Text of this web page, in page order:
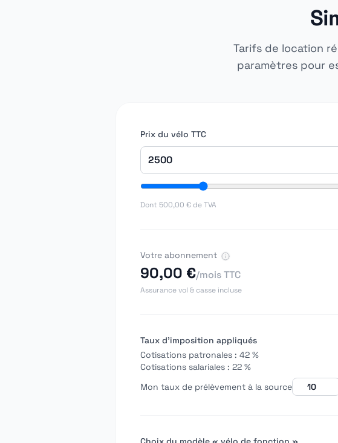
Tarifs de location
paramètres pour
Prix du vélo TTC
Dont 500,00 €de TVA
Votre abonnement
90,00 €/mois TTC
Assurance vol & casse incluse
Taux d'imposition appliqués
Cotisations patronales : 42 %
Cotisations salariales : 22 %
Mon taux de prélèvement à la source